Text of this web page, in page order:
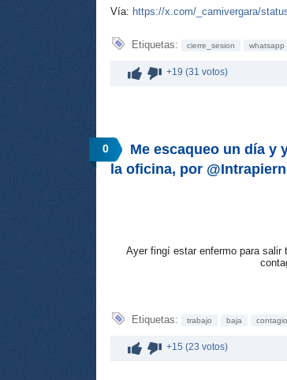
Vía: https://x.com/_camivergara/
Etiquetas: cierre_sesion whatsapp
+19 (31 votos)
0
Me escaqueo un día y
la oficina, por
Ayer fingí estar enfermo para salir
Etiquetas: trabajo baja contagio
+15 (23 votos)